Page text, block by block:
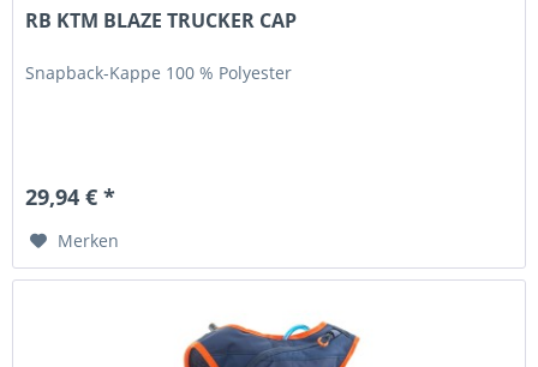
RB KTM BLAZE TRUCKER CAP
Snapback-Kappe 100 % Polyester
29,94 € *
Merken